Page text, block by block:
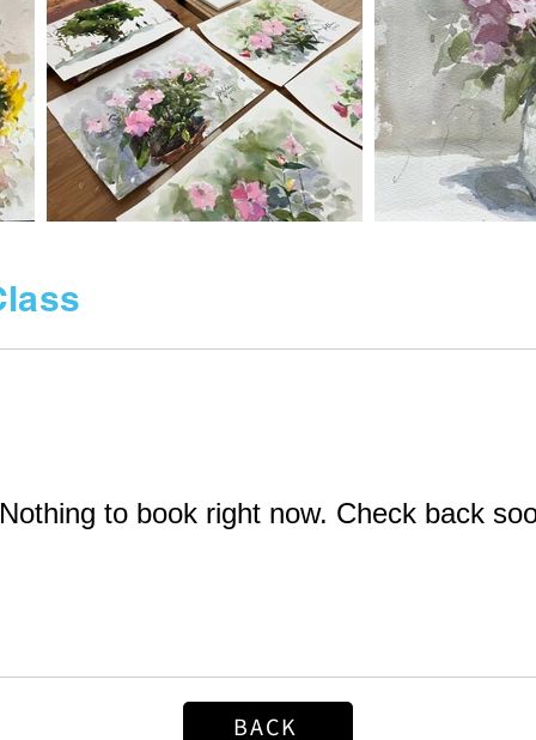
to book right now. Check back
BACK